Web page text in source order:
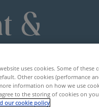
&
uses cookies. Some of
Other cookies (performance
information on how we use
to the storing of cookies on
our cookie policy